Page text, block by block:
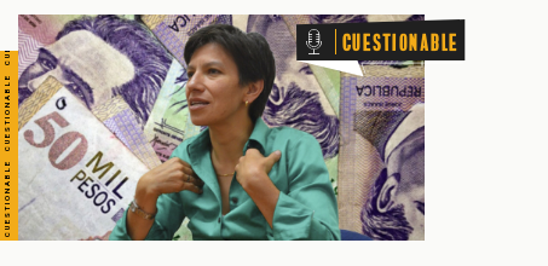
Cuestionable